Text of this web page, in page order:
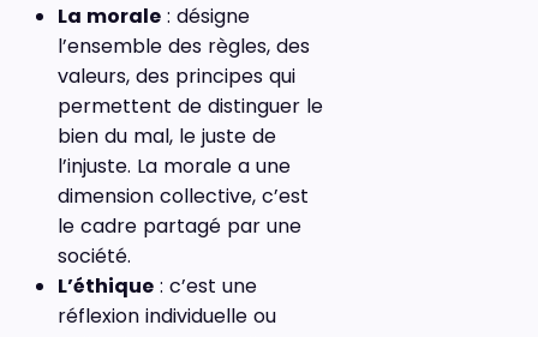
La morale : désigne
l’ensemble des règles, des
valeurs, des principes qui
permettent de distinguer le
bien du mal, le juste de
l’injuste. La morale a une
dimension collective, c’est
le cadre partagé par une
société.
L’éthique : c’est une
réflexion individuelle ou